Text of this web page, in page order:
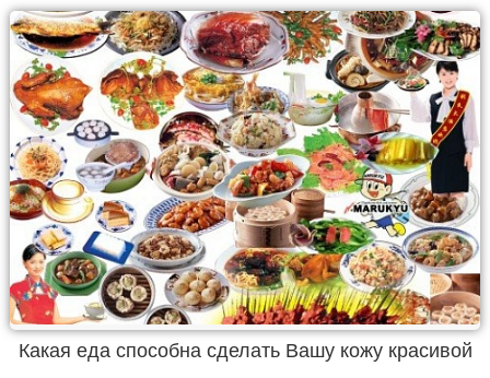
Какая еда способна сделать Вашу кожу красивой